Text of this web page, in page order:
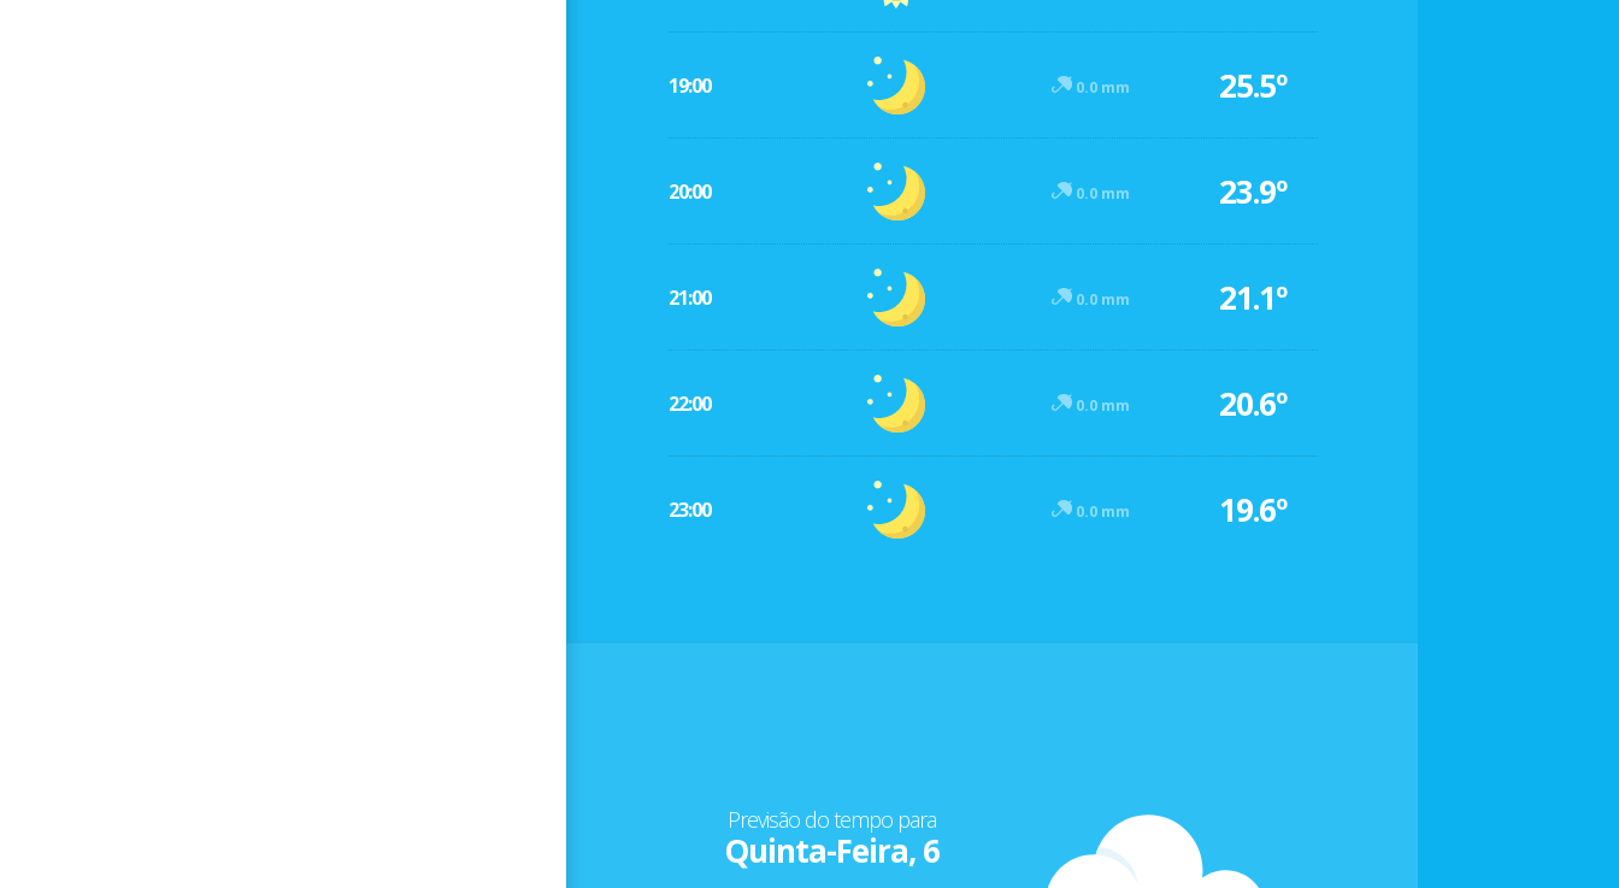
19:00 0.0 mm 25.5º
20:00 0.0 mm 23.9º
21:00 0.0 mm 21.1º
22:00 0.0 mm 20.6º
23:00 0.0 mm 19.6º
Previsão do tempo para
Quinta-Feira, 6